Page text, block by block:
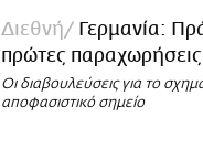
Διεθνή
Γερμανία:
πρώτες παραχωρήσεις
Οι διαβουλεύσεις για το
αποφασιστικό σημείο